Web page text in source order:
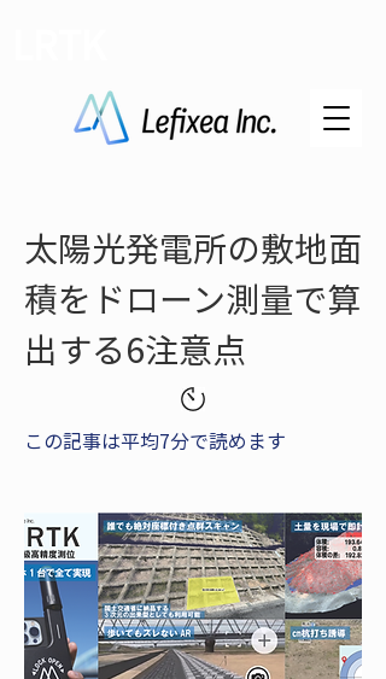
太陽光発電所の敷地面
積をドローン測量で算
出する6注意点
この記事は平均7分で読めます